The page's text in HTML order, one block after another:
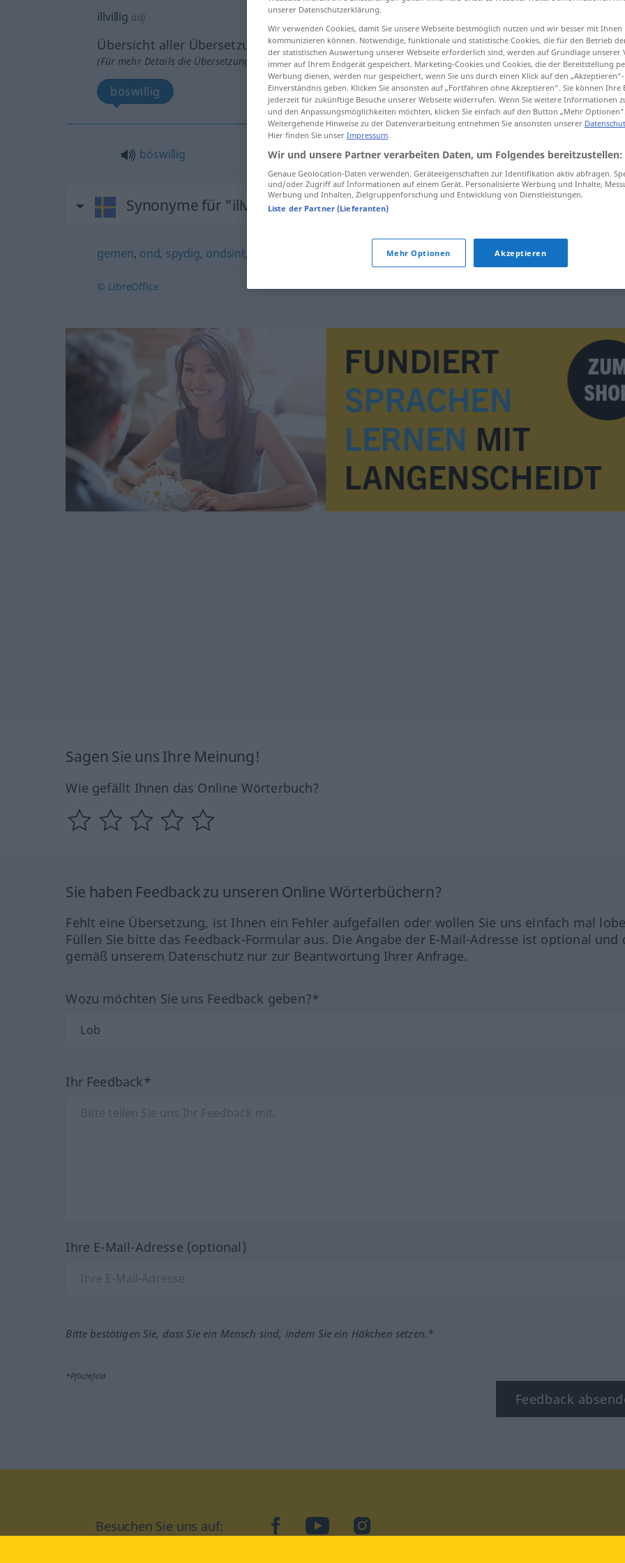
illvillig adj
Übersicht aller Übersetzungen
(Für mehr Details die Übersetzung anklicken/antippen)
böswillig
böswillig illvillig
Synonyme für "illvillig"
gemen, ond, spydig, ondsint, ondskefull,taskig
© LibreOffice
Sagen Sie uns Ihre Meinung!
Wie gefällt Ihnen das Online Wörterbuch?
Sie haben Feedback zu unseren Online Wörterbüchern?
Fehlt eine Übersetzung, ist Ihnen ein Fehler aufgefallen oder wollen Sie uns einfach mal
Füllen Sie bitte das Feedback-Formular aus. Die Angabe der E-Mail-Adresse ist optional und
gemäß unserem Datenschutz nur zur Beantwortung Ihrer Anfrage.
Wozu möchten Sie uns Feedback geben?*
Ihr Feedback*
Ihre E-Mail-Adresse (optional)
Bitte bestätigen Sie, dass Sie ein Mensch sind, indem Sie ein Häkchen setzen.*
*Pflichtfeld
Feedback
Besuchen Sie uns auf: facebookYouTubeInstagram
unserer Datenschutzerklärung.
Wir verwenden Cookies, damit Sie unsere Webseite bestmöglich nutzen und wir besser mit Ihnen
kommunizieren können. Notwendige, funktionale und statistische Cookies, die für den Betrieb
der statistischen Auswertung unserer Webseite erforderlich sind, werden auf Grundlage unserer
immer auf Ihrem Endgerät gespeichert. Marketing-Cookies und Cookies, die der Bereitstellung
Werbung dienen, werden nur gespeichert, wenn Sie uns durch einen Klick auf den
Einverständnis geben. Klicken Sie ansonsten auf „Fortfahren ohne Akzeptieren“. Sie können
jederzeit für zukünftige Besuche unserer Webseite widerrufen. Wenn Sie weitere Informationen
und den Anpassungsmöglichkeiten möchten, klicken Sie einfach auf den Button „Mehr
Weitergehende Hinweise zu der Datenverarbeitung entnehmen Sie ansonsten unserer
Hier finden Sie unser Impressum.
Wir und unsere Partner verarbeiten Daten, um Folgendes bereitzustellen:
Genaue Geolocation-Daten verwenden. Geräteeigenschaften zur Identifikation aktiv abfragen.
und/oder Zugriff auf Informationen auf einem Gerät. Personalisierte Werbung und Inhalte,
Werbung und Inhalten, Zielgruppenforschung und Entwicklung von Dienstleistungen.
Liste der Partner (Lieferanten)
Mehr Optionen Akzeptieren